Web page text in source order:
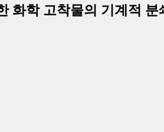
화학 고착물의 기계적 분